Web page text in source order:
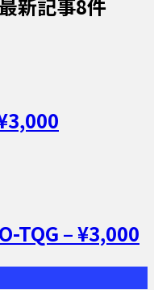
新記事8件
TQG – ¥3,000